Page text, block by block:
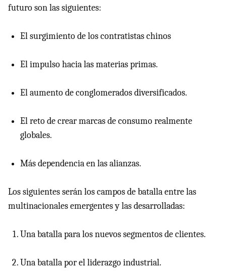
futuro son las siguientes:
El surgimiento de los contratistas chinos
El impulso hacia las materias primas.
El aumento de conglomerados diversificados.
El reto de crear marcas de consumo realmente
globales.
Más dependencia en las alianzas.
Los siguientes serán los campos de batalla entre las
multinacionales emergentes y las desarrolladas:
Una batalla para los nuevos segmentos de clientes.
Una batalla por el liderazgo industrial.